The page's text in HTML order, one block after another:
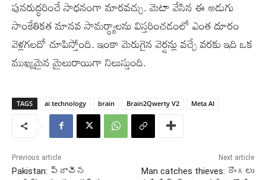
పునరుద్ధరించే సాధనంగా మారవచ్చు. మెటా వేసిన ఈ అడుగు
సాంకేతికత మానవ సామర్థ్యాలను విస్తరించడంలో ఎంత దూరం
వెళ్లగలదో చూపిస్తోంది. ఇంకా మెరుగైన వెర్షన్లు వచ్చే వరకు ఇది ఒక
ముఖ్యమైన మైలురాయిగా నిలుస్తుంది.
TAGS ai technology brain Brain2Qwerty V2 Meta AI
Previous article
Pakistan: ప్రాచీన
Next article
Man catches thieves: దొంగలు